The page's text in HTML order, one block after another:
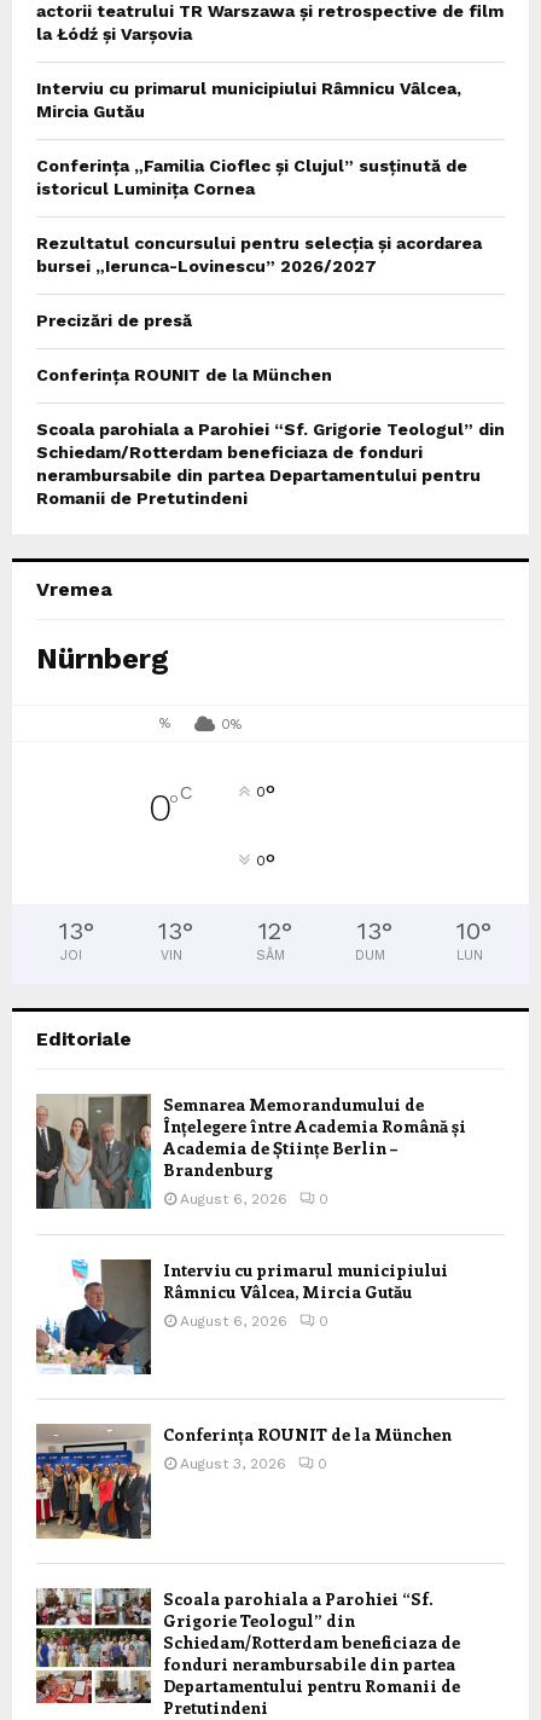
actorii teatrului TR Warszawa și retrospective de film
la Łódź și Varșovia
Interviu cu primarul municipiului Râmnicu Vâlcea,
Mircia Gutău
Conferința „Familia Cioflec și Clujul” susținută de
istoricul Luminița Cornea
Rezultatul concursului pentru selecția și acordarea
bursei „Ierunca-Lovinescu” 2026/2027
Precizări de presă
Conferința ROUNIT de la München
Scoala parohiala a Parohiei “Sf. Grigorie Teologul” din
Schiedam/Rotterdam beneficiaza de fonduri
nerambursabile din partea Departamentului pentru
Romanii de Pretutindeni
Vremea
Nürnberg
% 0%
0°C 0°
0°
13°
JOI
13°
VIN
12°
SÂM
13°
DUM
10°
LUN
Editoriale
Semnarea Memorandumului de
Înțelegere între Academia Română și
Academia de Științe Berlin –
Brandenburg
August 6, 2026 0
Interviu cu primarul municipiului
Râmnicu Vâlcea, Mircia Gutău
August 6, 2026 0
Conferința ROUNIT de la München
August 3, 2026 0
Scoala parohiala a Parohiei “Sf.
Grigorie Teologul” din
Schiedam/Rotterdam beneficiaza de
fonduri nerambursabile din partea
Departamentului pentru Romanii de
Pretutindeni